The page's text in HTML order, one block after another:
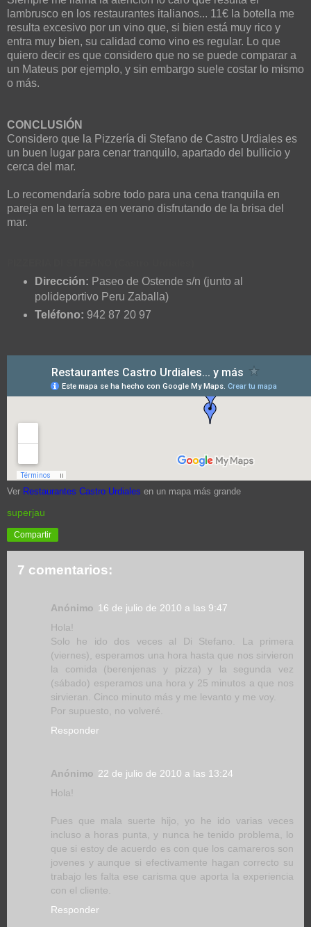
lambrusco en los restaurantes italianos... 11€ la botella me
resulta excesivo por un vino que, si bien está muy rico y
entra muy bien, su calidad como vino es regular. Lo que
quiero decir es que considero que no se puede comparar a
un Mateus por ejemplo, y sin embargo suele costar lo mismo
o más.
CONCLUSIÓN
Considero que la Pizzería di Stefano de Castro Urdiales es
un buen lugar para cenar tranquilo, apartado del bullicio y
cerca del mar.
Lo recomendaría sobre todo para una cena tranquila en
pareja en la terraza en verano disfrutando de la brisa del
mar.
Dirección: Paseo de Ostende s/n (junto al
polideportivo Peru Zaballa)
Teléfono: 942 87 20 97
Ver Restaurantes Castro Urdiales en un mapa más grande
superjau
Compartir
7 comentarios:
Anónimo 16 de julio de 2010 a las 9:47
Hola!
Solo he ido dos veces al Di Stefano. La primera
(viernes), esperamos una hora hasta que nos sirvieron
la comida (berenjenas y pizza) y la segunda vez
(sábado) esperamos una hora y 25 minutos a que nos
sirvieran. Cinco minuto más y me levanto y me voy.
Por supuesto, no volveré.
Responder
Anónimo 22 de julio de 2010 a las 13:24
Hola!
Pues que mala suerte hijo, yo he ido varias veces
incluso a horas punta, y nunca he tenido problema, lo
que si estoy de acuerdo es con que los camareros son
jovenes y aunque si efectivamente hagan correcto su
trabajo les falta ese carisma que aporta la experiencia
con el cliente.
Responder